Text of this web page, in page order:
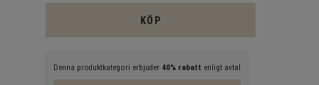
KÖP
Denna produktkategori erbjuder 40% rabatt enligt avtal